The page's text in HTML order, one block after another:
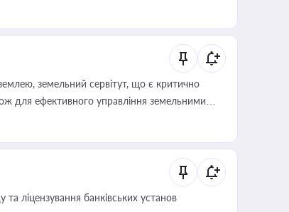
земельний сервітут, що є критично
для ефективного управління земельними
та ліцензування банківських установ